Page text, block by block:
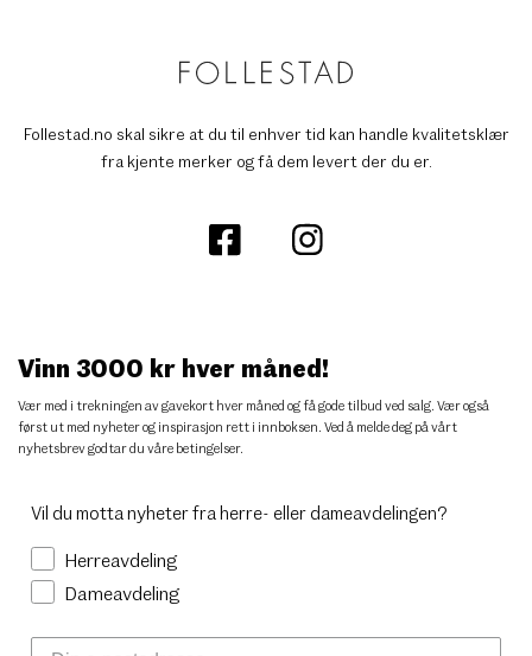
Follestad.no skal sikre at du til enhver tid kan handle kvalitetsklær
fra kjente merker og få dem levert der du er.
Vinn 3000 kr hver måned!
Vær med i trekningen av gavekort hver måned og få gode tilbud ved salg. Vær også
først ut med nyheter og inspirasjon rett i innboksen. Ved å melde deg på vårt
nyhetsbrev godtar du våre betingelser.
Vil du motta nyheter fra herre- eller dameavdelingen?
Herreavdeling
Dameavdeling